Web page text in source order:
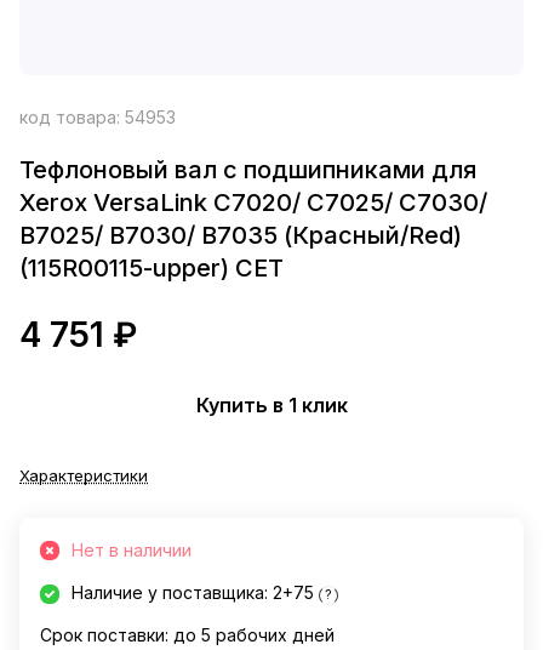
код товара: 54953
Тефлоновый вал с подшипниками для
Xerox VersaLink C7020/ C7025/ C7030/
B7025/ B7030/ B7035 (Красный/Red)
(115R00115-upper) CET
4 751 ₽
Купить в 1 клик
Характеристики
Нет в наличии
Наличие у поставщика: 2+75 ?
Срок поставки: до 5 рабочих дней